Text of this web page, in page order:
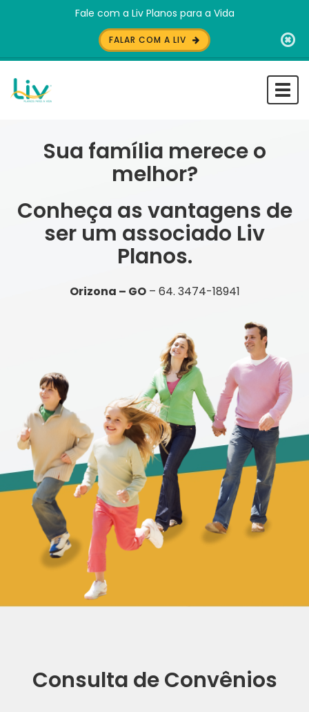
Fale com a Liv Planos para a Vida
FALAR COM A LIV
Sua família merece o
melhor?
Conheça as vantagens de
ser um associado Liv
Planos.
Orizona – GO– 64. 3474-18941
Consulta de Convênios